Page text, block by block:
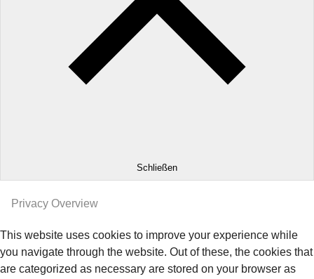
Schließen
Privacy Overview
This website uses cookies to improve your experience while
you navigate through the website. Out of these, the cookies that
are categorized as necessary are stored on your browser as